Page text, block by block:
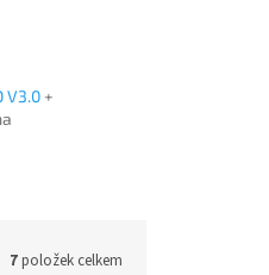
V3.0 +
7položek celkem